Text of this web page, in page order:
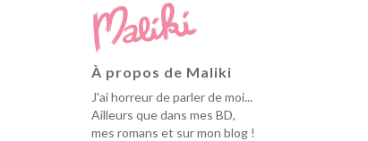
À propos de Maliki
J'ai horreur de parler de moi...
Ailleurs que dans mes BD,
mes romans et sur mon blog !